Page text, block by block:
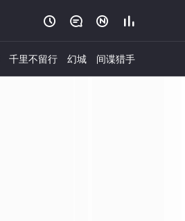
   
千里不留行 幻城 间谍猎手